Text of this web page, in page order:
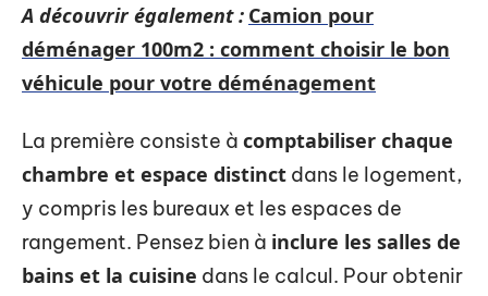
A découvrir également : Camion pour
déménager 100m2 : comment choisir le bon
véhicule pour votre déménagement
La première consiste à comptabiliser chaque
chambre et espace distinct dans le logement,
y compris les bureaux et les espaces de
rangement. Pensez bien à inclure les salles de
bains et la cuisine dans le calcul. Pour obtenir